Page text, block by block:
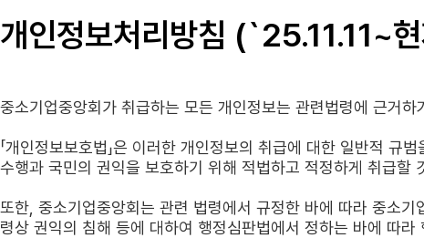
개인정보처리방침 (`25.11.11~
중소기업중앙회가 취급하는 모든 개인정보는 관련법령에 근거
「개인정보보호법」은 이러한 개인정보의 취급에 대한 일반적
수행과 국민의 권익을 보호하기 위해 적법하고 적정하게 취급할
또한, 중소기업중앙회는 관련 법령에서 규정한 바에 따라 중소
령상 권익의 침해 등에 대하여 행정심판법에서 정하는 바에 따라